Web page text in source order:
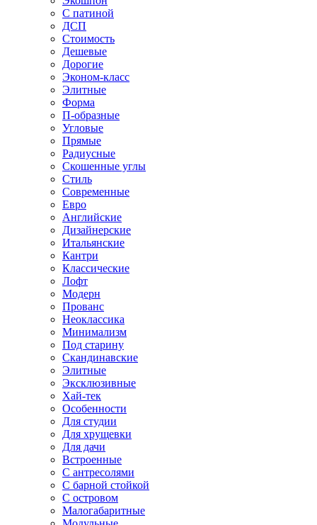
С патиной
ДСП
Стоимость
Дешевые
Дорогие
Эконом-класс
Элитные
Форма
П-образные
Угловые
Прямые
Радиусные
Скошенные углы
Стиль
Современные
Евро
Английские
Дизайнерские
Итальянские
Кантри
Классические
Лофт
Модерн
Прованс
Неоклассика
Минимализм
Под старину
Скандинавские
Элитные
Эксклюзивные
Хай-тек
Особенности
Для студии
Для хрущевки
Для дачи
Встроенные
С антресолями
С барной стойкой
С островом
Малогабаритные